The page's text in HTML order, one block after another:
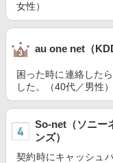
女性）
au one net（
困った時に連絡した
した。（40代／男性）
So-net（ソニー
ンズ）
契約時にキャッシュ